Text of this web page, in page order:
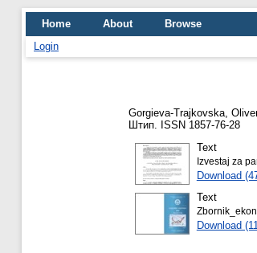
Home About
Browse
Login
Gorgieva-Trajkovska,
Штип. ISSN 1857-76-28
Text
Izvestaj za
Download
Text
Download